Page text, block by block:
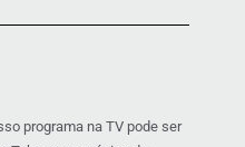
programa na TV pode ser